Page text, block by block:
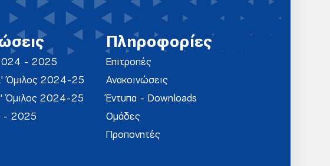
- 2025
Όμιλος 2024-25
Όμιλος 2024-25
- 2025
Πληροφορίες
Επιτροπές
Ανακοινώσεις
Έντυπα - Downloads
Ομάδες
Προπονητές